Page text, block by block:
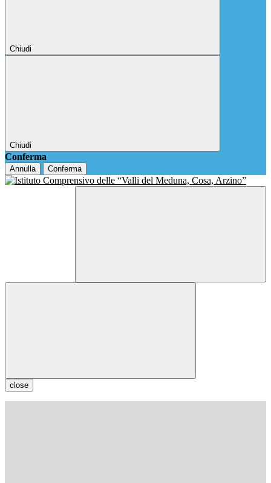
Chiudi
Chiudi
Conferma
Annulla Conferma
close